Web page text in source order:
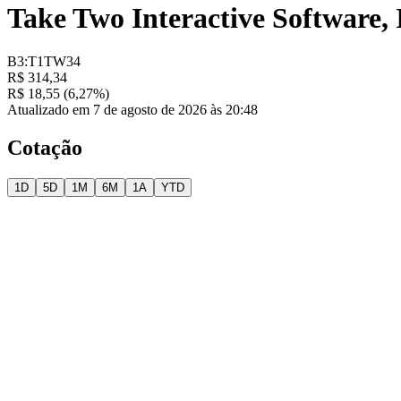
Take Two Interactive Software,
B3:T1TW34
R$ 314,34
R$ 18,55 (6,27%)
Atualizado em 7 de agosto de 2026 às 20:48
Cotação
1D 5D 1M 6M 1A YTD